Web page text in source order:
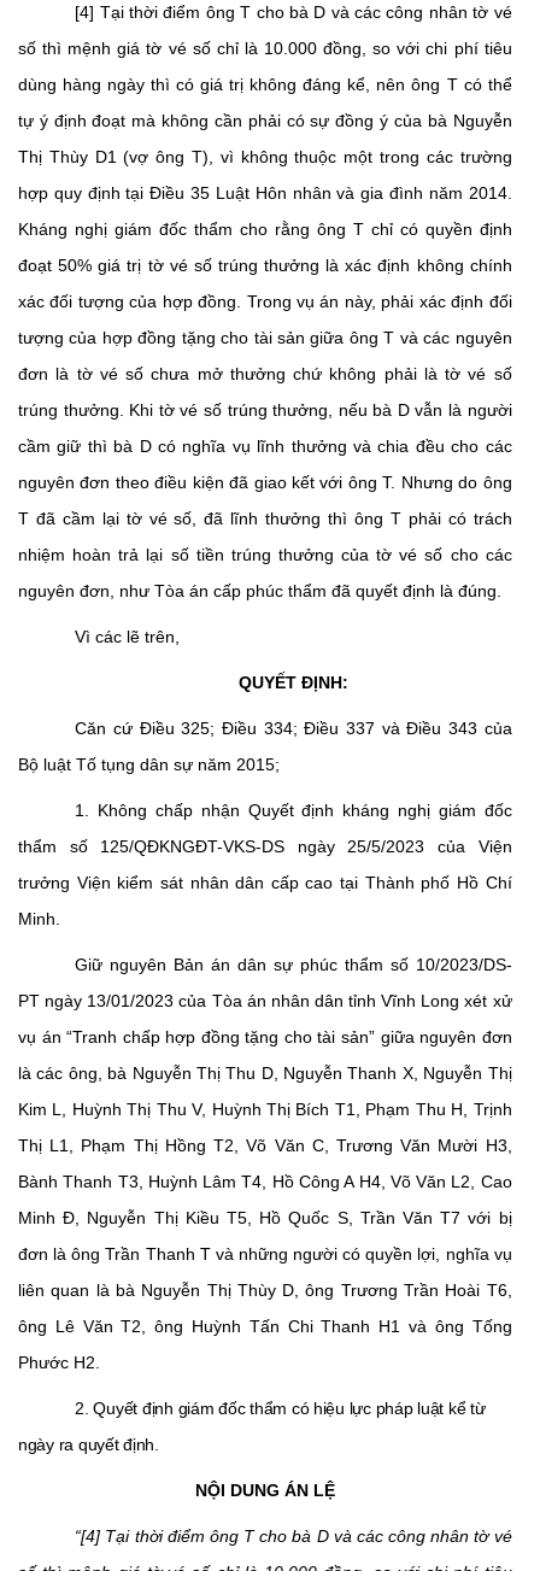
[4] Tại thời điểm ông T cho bà D và các công nhân tờ vé
số thì mệnh giá tờ vé số chỉ là 10.000 đồng, so với chi phí tiêu
dùng hàng ngày thì có giá trị không đáng kể, nên ông T có thể
tự ý định đoạt mà không cần phải có sự đồng ý của bà Nguyễn
Thị Thùy D1 (vợ ông T), vì không thuộc một trong các trường
hợp quy định tại Điều 35 Luật Hôn nhân và gia đình năm 2014.
Kháng nghị giám đốc thẩm cho rằng ông T chỉ có quyền định
đoạt 50% giá trị tờ vé số trúng thưởng là xác định không chính
xác đối tượng của hợp đồng. Trong vụ án này, phải xác định đối
tượng của hợp đồng tặng cho tài sản giữa ông T và các nguyên
đơn là tờ vé số chưa mở thưởng chứ không phải là tờ vé số
trúng thưởng. Khi tờ vé số trúng thưởng, nếu bà D vẫn là người
cầm giữ thì bà D có nghĩa vụ lĩnh thưởng và chia đều cho các
nguyên đơn theo điều kiện đã giao kết với ông T. Nhưng do ông
T đã cầm lại tờ vé số, đã lĩnh thưởng thì ông T phải có trách
nhiệm hoàn trả lại số tiền trúng thưởng của tờ vé số cho các
nguyên đơn, như Tòa án cấp phúc thẩm đã quyết định là đúng.
Vì các lẽ trên,
QUYẾT ĐỊNH:
Căn cứ Điều 325; Điều 334; Điều 337 và Điều 343 của
Bộ luật Tố tụng dân sự năm 2015;
1. Không chấp nhận Quyết định kháng nghị giám đốc
thẩm số 125/QĐKNGĐT-VKS-DS ngày 25/5/2023 của Viện
trưởng Viện kiểm sát nhân dân cấp cao tại Thành phố Hồ Chí
Minh.
Giữ nguyên Bản án dân sự phúc thẩm số 10/2023/DS-
PT ngày 13/01/2023 của Tòa án nhân dân tỉnh Vĩnh Long xét xử
vụ án “Tranh chấp hợp đồng tặng cho tài sản” giữa nguyên đơn
là các ông, bà Nguyễn Thị Thu D, Nguyễn Thanh X, Nguyễn Thị
Kim L, Huỳnh Thị Thu V, Huỳnh Thị Bích T1, Phạm Thu H, Trịnh
Thị L1, Phạm Thị Hồng T2, Võ Văn C, Trương Văn Mười H3,
Bành Thanh T3, Huỳnh Lâm T4, Hồ Công A H4, Võ Văn L2, Cao
Minh Đ, Nguyễn Thị Kiều T5, Hồ Quốc S, Trần Văn T7 với bị
đơn là ông Trần Thanh T và những người có quyền lợi, nghĩa vụ
liên quan là bà Nguyễn Thị Thùy D, ông Trương Trần Hoài T6,
ông Lê Văn T2, ông Huỳnh Tấn Chi Thanh H1 và ông Tống
Phước H2.
2. Quyết định giám đốc thẩm có hiệu lực pháp luật kể từ
ngày ra quyết định
NỘI DUNG ÁN LỆ
“[4] Tại thời điểm ông T cho bà D và các công nhân tờ vé